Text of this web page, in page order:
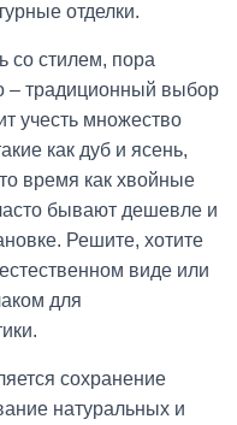
отделки.
со стилем, пора
– традиционный выбор
учесть множество
как дуб и ясень,
время как хвойные
бывают дешевле и
Решите, хотите
виде или
для
сохранение
натуральных и